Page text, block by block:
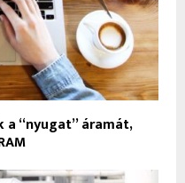
“nyugat” áramát,